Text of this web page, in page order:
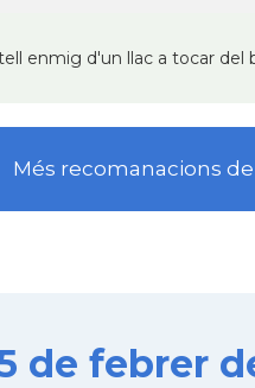
enmig d'un llac a tocar del
Més recomanacions
de febrer